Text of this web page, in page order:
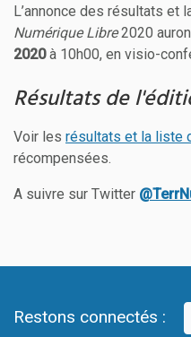
L’annonce des résultats et
Numérique Libre2020
2020à 10h00, en visio-
Résultats de
Voir les résultats et la liste
récompensées.
A suivre sur Twitter
Restons connectés :